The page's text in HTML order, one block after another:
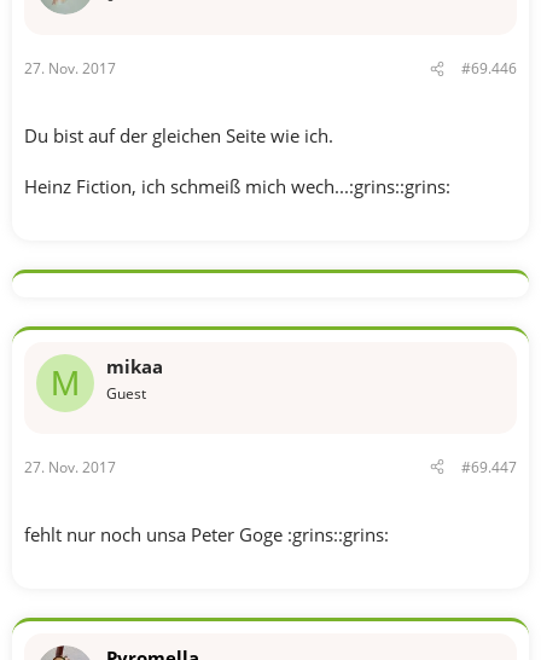
27. Nov. 2017 #69.446
Du bist auf der gleichen Seite wie ich.
Heinz Fiction, ich schmeiß mich wech...:grins::grins:
M mikaa
Guest
27. Nov. 2017 #69.447
fehlt nur noch unsa Peter Goge :grins::grins: